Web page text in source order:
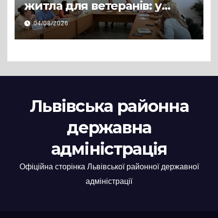
житла для ветеранів: у
Львівській РДА розглянули
нові заяви
04/08/2026
Львівська районна
державна
адміністрація
Офіційна сторінка Львівської районної державної
адміністрації